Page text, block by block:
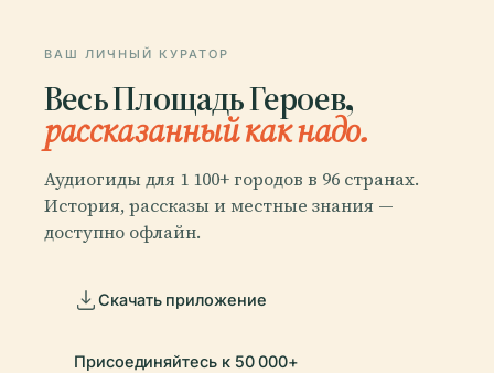
ВАШ ЛИЧНЫЙ КУРАТОР
Весь Площадь Героев,
рассказанный как надо.
Аудиогиды для 1 100+ городов в 96 странах.
История, рассказы и местные знания —
доступно офлайн.
Скачать приложение
Присоединяйтесь к 50 000+